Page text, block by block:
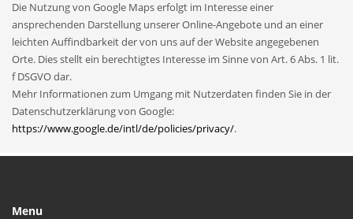
Die Nutzung von Google Maps erfolgt im Interesse einer
ansprechenden Darstellung unserer Online-Angebote und an einer
leichten Auffindbarkeit der von uns auf der Website angegebenen
Orte. Dies stellt ein berechtigtes Interesse im Sinne von Art. 6 Abs. 1 lit.
f DSGVO dar.
Mehr Informationen zum Umgang mit Nutzerdaten finden Sie in der
Datenschutzerklärung von Google:
https://www.google.de/intl/de/policies/privacy/.
Menu